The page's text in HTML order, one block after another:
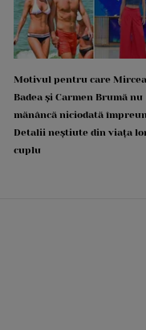
Motivul pentru care Mircea
Badea și Carmen Brumă nu
mănâncă niciodată
Detalii neștiute din viața
cuplu